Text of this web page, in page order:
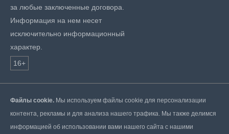
за любые заключенные договора.
Информация на нем несет
исключительно информационный
характер.
16+
Файлы cookie. Мы используем файлы cookie для персонализации
контента, рекламы и для анализа нашего трафика. Мы также делимся
информацией об использовании вами нашего сайта с нашими